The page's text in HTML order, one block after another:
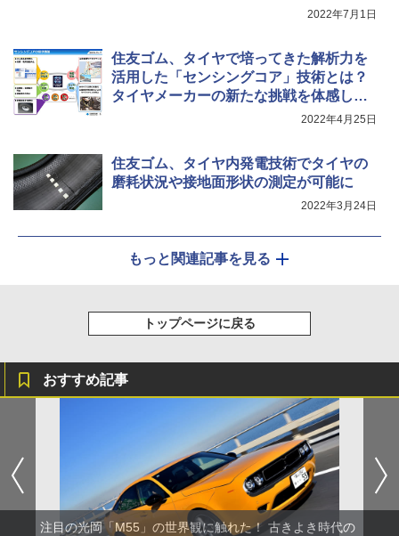
2022年7月1日
住友ゴム、タイヤで培ってきた解析力を
活用した「センシングコア」技術とは？
タイヤメーカーの新たな挑戦を体感して
2022年4月25日
住友ゴム、タイヤ内発電技術でタイヤの
磨耗状況や接地面形状の測定が可能に
2022年3月24日
もっと関連記事を見る
トップページに戻る
おすすめ記事
注目の光岡「M55」の世界観に触れた！ 古きよき時代の